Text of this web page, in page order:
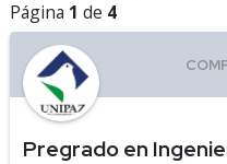
Página 1 de 4
Pregrado en